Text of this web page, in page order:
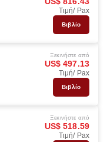
Τιμή/ Pax
Βιβλίο
Ξεκινήστε από
US$ 497.13
Τιμή/ Pax
Βιβλίο
Ξεκινήστε από
US$ 518.59
Τιμή/ Pax